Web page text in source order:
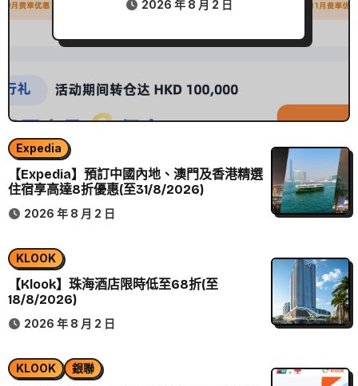
2026 年 8 月 2 日
Expedia
【Expedia】預訂中國內地、澳門及香港精選
住宿享高達8折優惠(至31/8/2026)
2026 年 8 月 2 日
KLOOK
【Klook】珠海酒店限時低至68折(至
18/8/2026)
2026 年 8 月 2 日
KLOOK 銀聯